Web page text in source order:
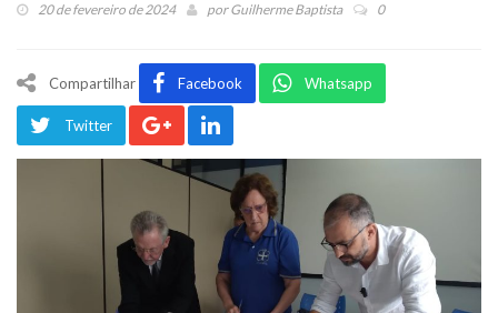
20 de fevereiro de 2024 porGuilherme Baptista 0
Compartilhar Facebook Whatsapp
Twitter